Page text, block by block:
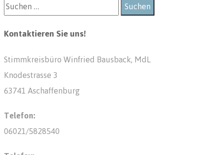
Kontaktieren Sie uns!
Stimmkreisbüro Winfried Bausback, MdL
Knodestrasse 3
63741 Aschaffenburg
Telefon:
06021/5828540